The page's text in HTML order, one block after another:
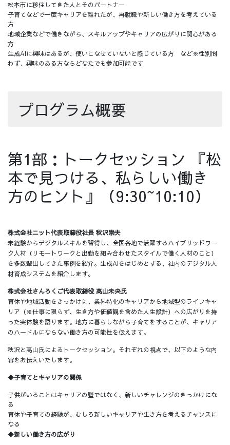
松本市に移住してきた人とそのパートナー
子育てなどで一度キャリアを離れたが、再就職や新しい働き方を考えている
方
地域企業などで働きながら、スキルアップやキャリアの広がりに関心がある
方
生成AIに興味はあるが、使いこなせていないと感じている方 など※性別問
わず、興味のある方ならどなたでも参加可能です
プログラム概要
第1部：トークセッション 『松
本で見つける、私らしい働き
方のヒント』（9:30~10:10）
株式会社ニット代表取締役社長 秋沢崇夫
未経験からデジタルスキルを習得し、全国各地で活躍するハイブリッドワー
ク人材（リモートワークと出勤を組み合わせたスタイルで働く人材のこと）
を多数輩出してきた事例を紹介。生成AIをはじめとする、社内のデジタル人
材育成システムを紹介します。
株式会社さんろくご代表取締役 高山未央氏
育休や地域活動をきっかけに、業界特化のキャリアから地域型のライフキャ
リア（※仕事に限らず、生き方や価値観を含めた人生設計）への広がりを持
った実体験を語ります。地方に暮らしながら子育てをすることが、キャリア
のハードルにならない働き方の可能性を伝えます。
秋沢と高山氏によるトークセッション。それぞれの視点で、以下のような内
容をお伝えいたします。
◆子育てとキャリアの関係
子供がいることはキャリアの壁ではなく、新しいチャレンジのきっかけにな
る
育休や子育ての経験が、むしろ新しいキャリアや生き方を考えるチャンスに
なる
◆新しい働き方の広がり